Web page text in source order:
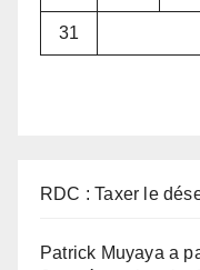
31
RDC : Taxer le
Patrick Muyaya a